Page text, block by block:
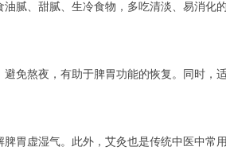
腻、甜腻、生冷食物，多吃清淡、易消化
免熬夜，有助于脾胃功能的恢复。同时，
胃虚湿气。此外，艾灸也是传统中医中常